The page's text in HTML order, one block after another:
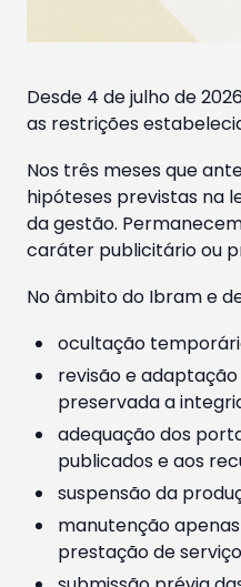
Desde 4 de julho de
as restrições
Nos três meses que
hipóteses previstas na
da gestão.
caráter publicitário ou
No âmbito do Ibram e
ocultação
revisão e
preservada a
adequação dos
publicados e aos
suspensão da
manutenção
prestação de